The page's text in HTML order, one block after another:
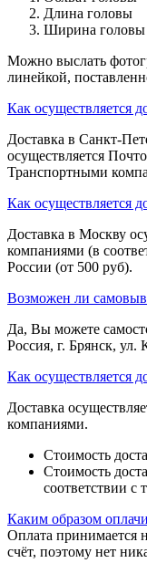
Длина головы
Ширина головы
Можно выслать
линейкой,
Как осуществляется
Доставка в Санкт-
осуществляется
Транспортными
Как осуществляется
Доставка в Москву
компаниями (в
России (от 500 руб).
Возможен ли
Да, Вы можете
Россия, г. Брянск, ул.
Как осуществляется
Доставка
компаниями.
Стоимость
Стоимость
соответствии с
Каким образом
Оплата принимается
счёт, поэтому нет